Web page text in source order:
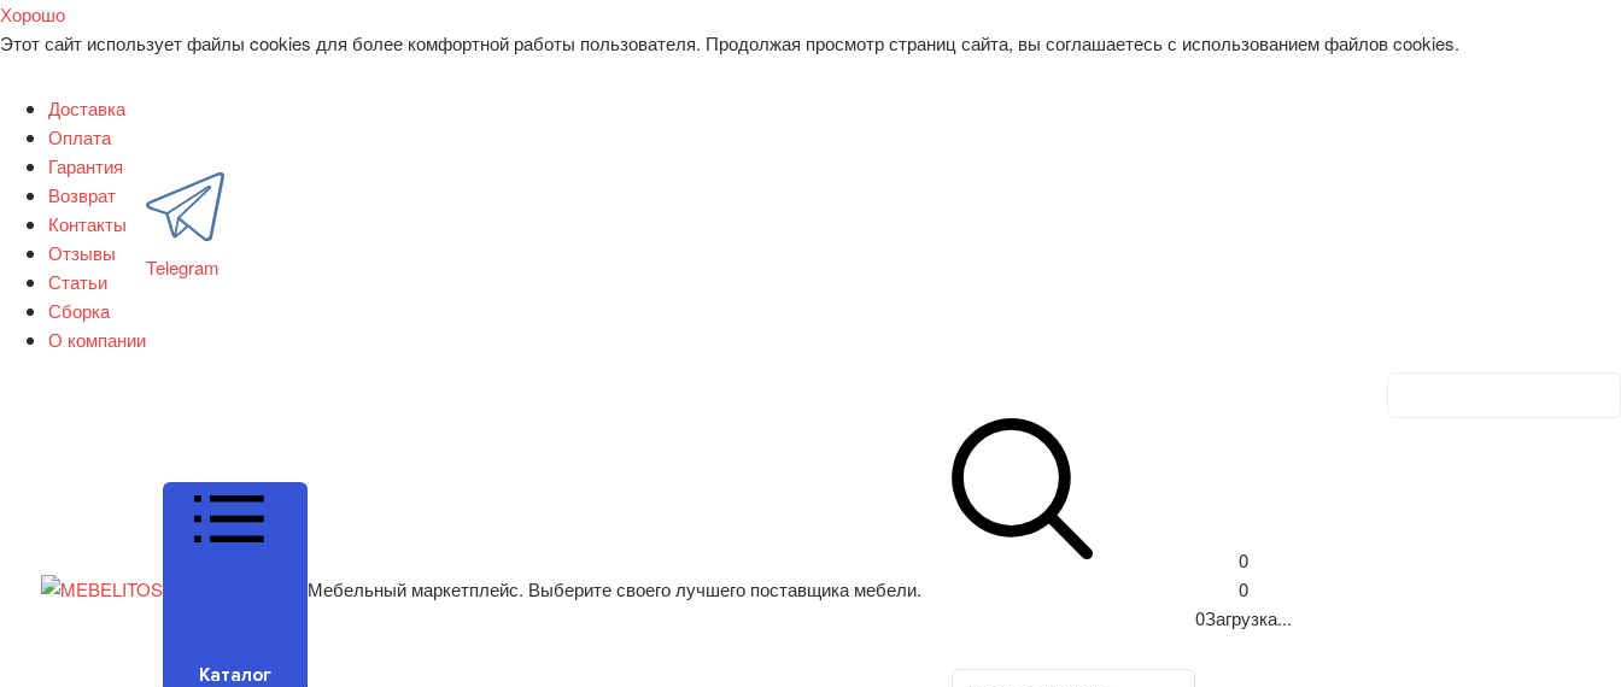
Хорошо
Этот сайт использует файлы cookies для более комфортной работы пользователя. Продолжая просмотр страниц сайта, вы соглашаетесь с использованием файлов cookies.
Доставка
Оплата
Гарантия
Возврат
Контакты
Отзывы
Статьи
Сборка
О компании
Telegram
Каталог
Мебельный маркетплейс. Выберите своего лучшего поставщика мебели.
0
0
0Загрузка...